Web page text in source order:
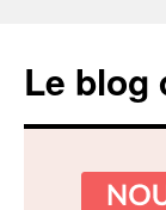
Le blog